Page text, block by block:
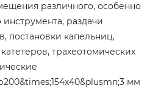
различного, особенно
раздачи
постановки капельниц,
трахеотомических
мм